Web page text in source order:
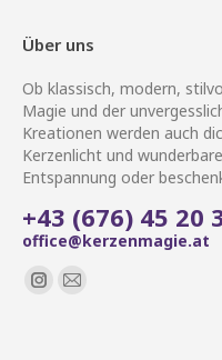
Über uns
Ob klassisch, modern,
Magie und der
Kreationen werden auch
Kerzenlicht und
Entspannung oder
+43 (676) 45 20
office@kerzenmagie.at
Finden Sie uns auf:
Instagram
E-